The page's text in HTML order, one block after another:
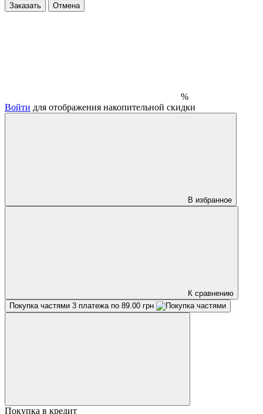
Заказать Отмена
%
Войти для отображения накопительной скидки
В избранное
К сравнению
Покупка частями 3 платежа по 89.00 грн
Покупка в кредит